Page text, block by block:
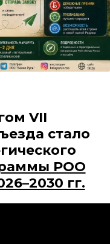
VII
стало
РОО
гг.